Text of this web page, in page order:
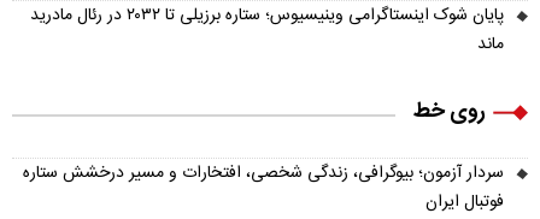
پایان شوک اینستاگرامی وینیسیوس؛ ستاره برزیلی تا ۲۰۳۲ در رئال مادرید
ماند
روی خط
سردار آزمون؛ بیوگرافی، زندگی شخصی، افتخارات و مسیر درخشش ستاره
فوتبال ایران